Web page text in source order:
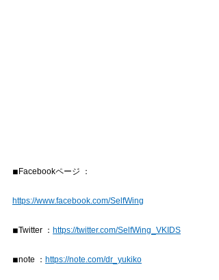
◾︎Facebookページ ：
https://www.facebook.com/SelfWing
◾︎Twitter ： https://twitter.com/SelfWing_VKIDS
◾︎note ： https://note.com/dr_yukiko